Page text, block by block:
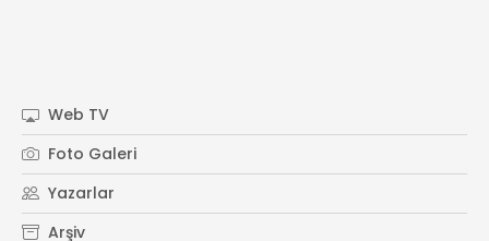
Web TV
Foto Galeri
Yazarlar
Arşiv